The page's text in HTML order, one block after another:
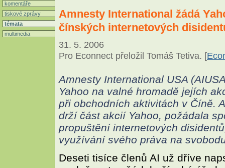
komentáře
tiskové zprávy
témata
multimedia
Amnesty International žádá
čínských internetových
31. 5. 2006
Pro Econnect přeložil Tomáš Tetiva. [
Amnesty International USA
Yahoo na valné hromadě jejích
při obchodních aktivitách v Číně.
drží část akcií Yahoo, požádala
propuštění internetových
využívání svého práva na
Deseti tisíce členů AI už dříve